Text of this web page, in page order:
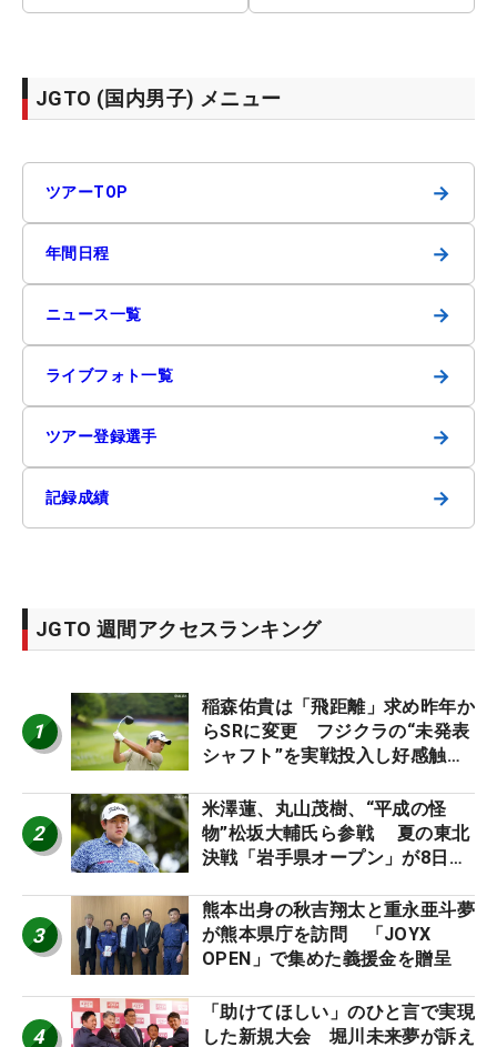
JGTO (国内男子) メニュー
ツアーTOP →
年間日程 →
ニュース一覧 →
ライブフォト一覧 →
ツアー登録選手 →
記録成績 →
JGTO 週間アクセスランキング
1
稲森佑貴は「飛距離」求め昨年か
らSRに変更 フジクラの“未発表
シャフト”を実戦投入し好感触
ーのヒトネタ！】
2
米澤蓮、丸山茂樹、“平成の怪
物”松坂大輔氏ら参戦 夏の東北
決戦「岩手県オープン」が8日開
3
熊本出身の秋吉翔太と重永亜斗夢
が熊本県庁を訪問 「JOYX
OPEN」で集めた義援金を贈呈
4
「助けてほしい」のひと言で実現
した新規大会 堀川未来夢が訴え